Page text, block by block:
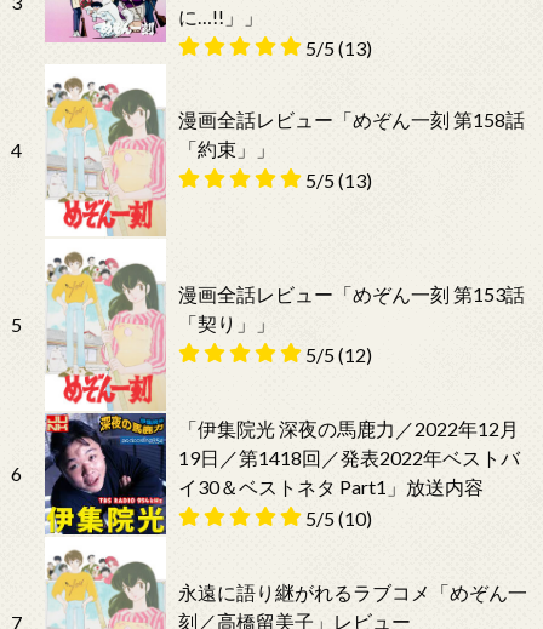
に…!!」」
5/5(13)
4
漫画全話レビュー「めぞん一刻 第158話
「約束」」
5/5(13)
5
漫画全話レビュー「めぞん一刻 第153話
「契り」」
5/5(12)
6
「伊集院光 深夜の馬鹿力／2022年12月
19日／第1418回／発表2022年ベストバ
イ30＆ベストネタ Part1」放送内容
5/5(10)
7
永遠に語り継がれるラブコメ「めぞん一
刻／高橋留美子」レビュー